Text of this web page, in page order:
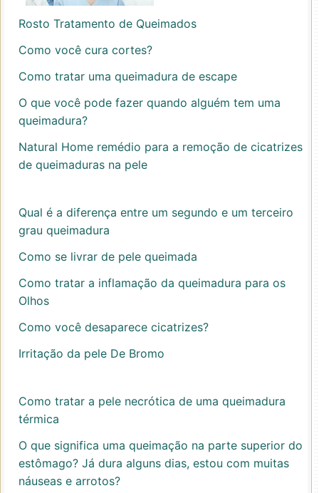
Rosto Tratamento de Queimados
Como você cura cortes?
Como tratar uma queimadura de escape
O que você pode fazer quando alguém tem uma
queimadura?
Natural Home remédio para a remoção de cicatrizes
de queimaduras na pele
Qual é a diferença entre um segundo e um terceiro
grau queimadura
Como se livrar de pele queimada
Como tratar a inflamação da queimadura para os
Olhos
Como você desaparece cicatrizes?
Irritação da pele De Bromo
Como tratar a pele necrótica de uma queimadura
térmica
O que significa uma queimação na parte superior do
estômago? Já dura alguns dias, estou com muitas
náuseas e arrotos?